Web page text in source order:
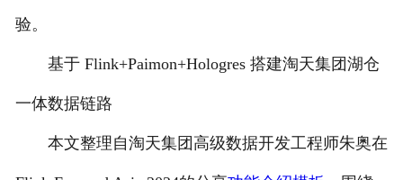
验。
基于 Flink+Paimon+Hologres 搭建淘天集团湖仓
一体数据链路
本文整理自淘天集团高级数据开发工程师朱奥在